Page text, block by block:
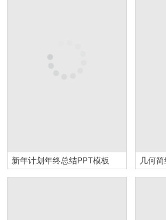
新年计划年终总结PPT模板